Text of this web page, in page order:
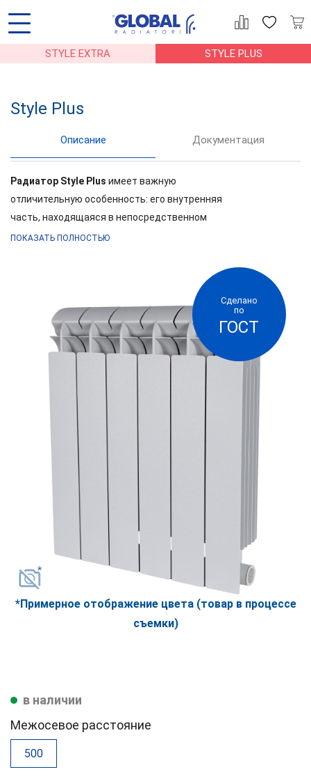
STYLE EXTRA STYLE PLUS
Style Plus
Описание Документация
Радиатор Style Plus имеет важную
отличительную особенность: его внутренняя
часть, находящаяся в непосредственном
контакте с водой, выполнена полностью из
Биметаллические радиаторы Глобал Style Plus
имеют рабочее давление до 35 атмосфер,
высоконадежные силиконовые прокладки
между секциями, безупречное качество
окраски, больший, чем у аналогов, диаметр
межколлекторной трубки. Обжим стальных
трубок под большим давлением в процессе
литья создаёт в них предварительные
напряжения, которые позволяют, во-первых,
противостоять распирающему давлению воды
и, во-вторых, компенсировать разницу
температурной деформации стали и алюминия
и сохранять теплопередачу постоянной.
Коллекторы секций просты по форме и не
имеют карманов, где могли бы образовываться
воздушные пробки.
Радиатор может быть установлен в зданиях с
центральной или автономной системой
ПОКАЗАТЬ ПОЛНОСТЬЮ
Сделано
по
ГОСТ
*Примерное отображение цвета (товар в процессе
съемки)
в наличии
Межосевое расстояние
500